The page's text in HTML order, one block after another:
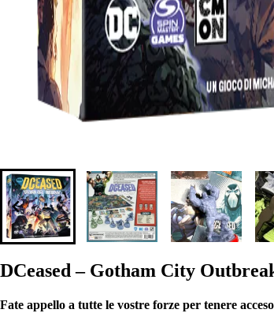
DCeased – Gotham City
Fate appello a tutte le vostre forze per tenere